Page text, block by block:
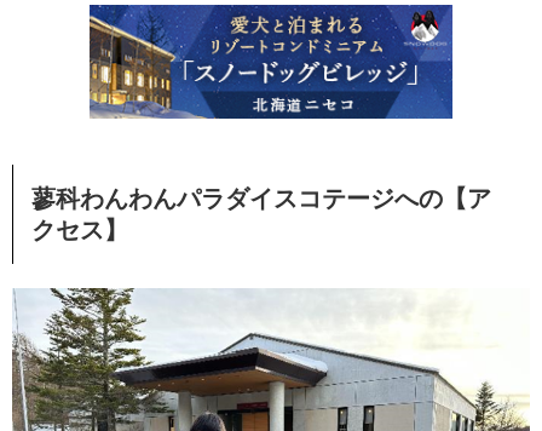
蓼科わんわんパラダイスコテージへの【ア
クセス】